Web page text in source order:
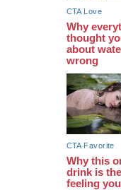
06
21:13